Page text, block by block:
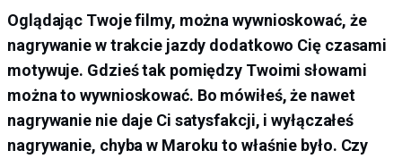
Oglądając Twoje filmy, można wywnioskować, że
nagrywanie w trakcie jazdy dodatkowo Cię czasami
motywuje. Gdzieś tak pomiędzy Twoimi słowami
można to wywnioskować. Bo mówiłeś, że nawet
nagrywanie nie daje Ci satysfakcji, i wyłączałeś
nagrywanie, chyba w Maroku to właśnie było. Czy